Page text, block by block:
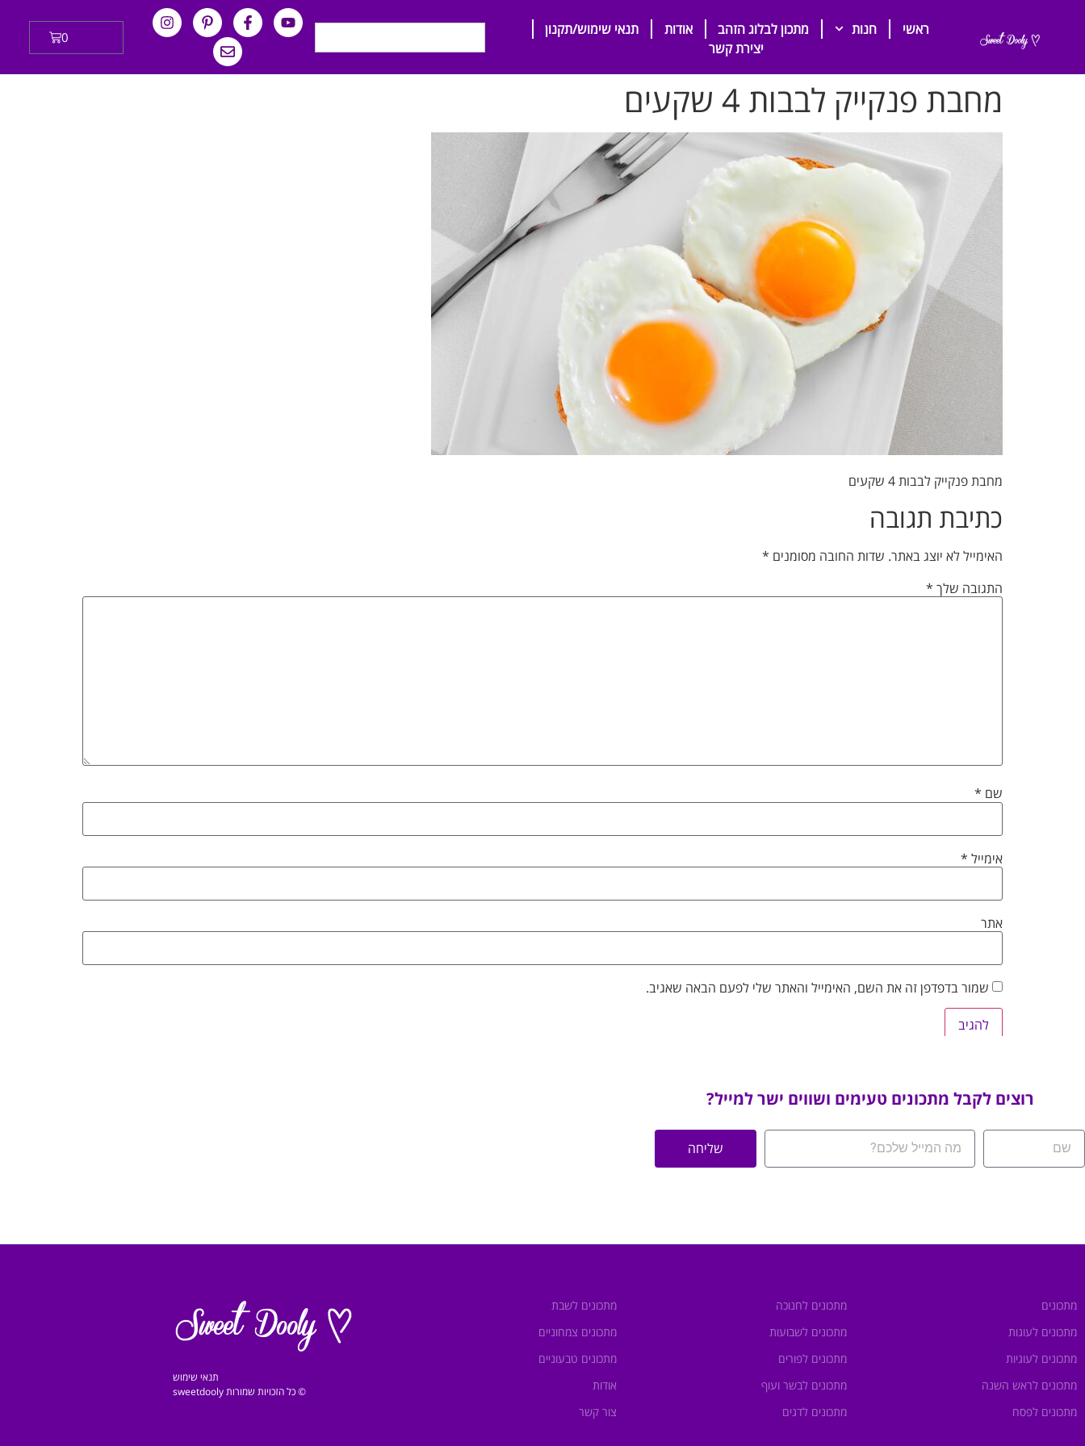
ראשי חנות מתכון לבלוג הזהב אודות
תנאי שימוש/תקנון
יצירת קשר
0
מחבת פנקייק לבבות 4 שקעים
מחבת פנקייק לבבות 4 שקעים
כתיבת תגובה
האימייל לא יוצג באתר. שדות החובה מסומנים *
התגובה שלך *
שם *
אימייל *
אתר
שמור בדפדפן זה את השם, האימייל והאתר שלי לפעם הבאה שאגיב.
רוצים לקבל מתכונים טעימים ושווים ישר למייל?
שליחה
מתכונים
מתכונים לעוגות
מתכונים לעוגיות
מתכונים לראש השנה
מתכונים לפסח
מתכונים לחנוכה
מתכונים לשבועות
מתכונים לפורים
מתכונים לבשר ועוף
מתכונים לדגים
מתכונים לשבת
מתכונים צמחוניים
מתכונים טבעוניים
אודות
צור קשר
תנאי שימוש
© כל הזכויות שמורות sweetdooly